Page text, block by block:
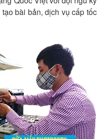
bài bản, dịch vụ cấp tốc